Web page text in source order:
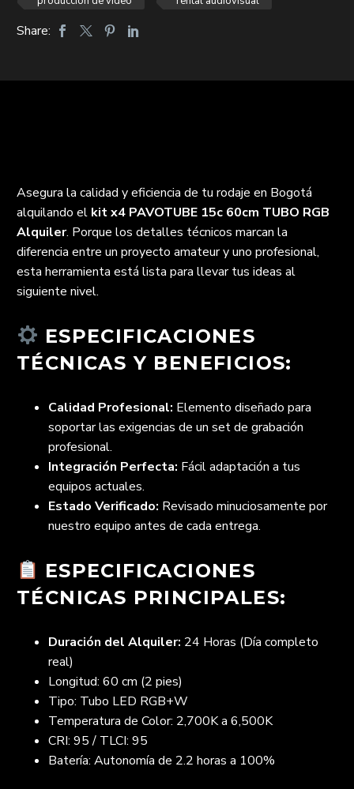
Share:
Asegura la calidad y eficiencia de tu rodaje en Bogotá
alquilando el kit x4 PAVOTUBE 15c 60cm TUBO RGB
Alquiler. Porque los detalles técnicos marcan la
diferencia entre un proyecto amateur y uno profesional,
esta herramienta está lista para llevar tus ideas al
siguiente nivel.
ESPECIFICACIONES
TÉCNICAS Y BENEFICIOS:
Calidad Profesional: Elemento diseñado para
soportar las exigencias de un set de grabación
profesional.
Integración Perfecta: Fácil adaptación a tus
equipos actuales.
Estado Verificado: Revisado minuciosamente por
nuestro equipo antes de cada entrega.
ESPECIFICACIONES
TÉCNICAS PRINCIPALES:
Duración del Alquiler: 24 Horas (Día completo
real)
Longitud: 60 cm (2 pies)
Tipo: Tubo LED RGB+W
Temperatura de Color: 2,700K a 6,500K
CRI: 95 / TLCI: 95
Batería: Autonomía de 2.2 horas a 100%